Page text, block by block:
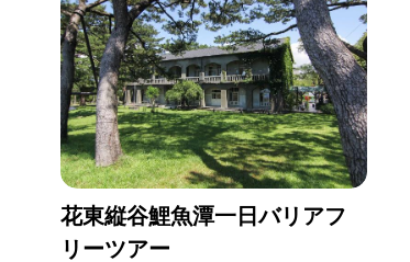
花東縦谷鯉魚潭一日バリアフ
リーツアー